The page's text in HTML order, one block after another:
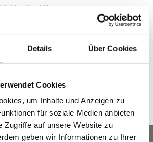
Details Über Cookies
Cookies
um Inhalte und Anzeigen zu
für soziale Medien anbieten
Zugriffe auf unsere Website zu
geben wir Informationen zu Ihrer
- an der Partnach
5 (ehem. 3A), Garmisch-